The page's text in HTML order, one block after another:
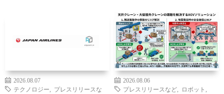
2026.08.07
テクノロジー
プレスリリースな
2026.08.06
プレスリリースなど
ロボット